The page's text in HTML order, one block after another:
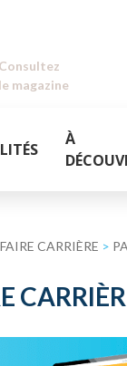
Consultez
le magazine
À
FAIRE CARRIÈRE >